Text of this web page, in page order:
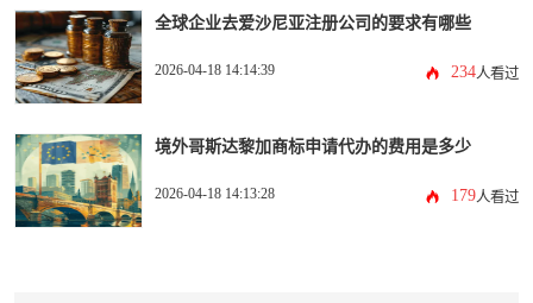
全球企业去爱沙尼亚注册公司的要求有哪些
2026-04-18 14:14:39 234人看过
境外哥斯达黎加商标申请代办的费用是多少
2026-04-18 14:13:28 179人看过